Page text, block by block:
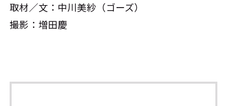
取材／文：中川美紗（ゴーズ）
撮影：増田慶